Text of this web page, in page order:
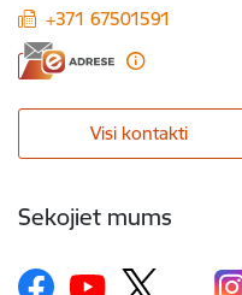
+371 67501591
Visi kontakti
Sekojiet mums